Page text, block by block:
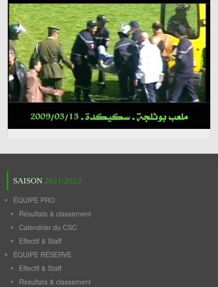
SAISON 2021/2022
ÉQUIPE PRO
Résultats & classement
Calendrier du CSC
Effectif & Staff
ÉQUIPE RÉSERVE
Effectif & Staff
Résultats & classement